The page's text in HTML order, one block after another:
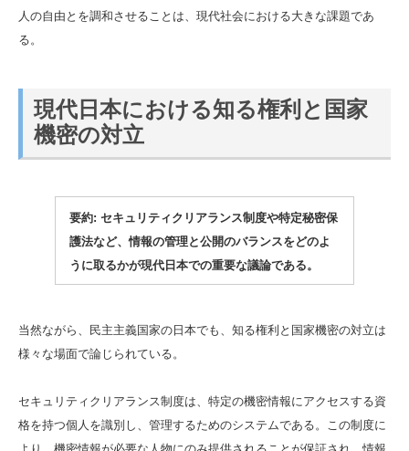
人の自由とを調和させることは、現代社会における大きな課題であ
る。
現代日本における知る権利と国家
機密の対立
要約: セキュリティクリアランス制度や特定秘密保
護法など、情報の管理と公開のバランスをどのよ
うに取るかが現代日本での重要な議論である。
当然ながら、民主主義国家の日本でも、知る権利と国家機密の対立は
様々な場面で論じられている。
セキュリティクリアランス制度は、特定の機密情報にアクセスする資
格を持つ個人を識別し、管理するためのシステムである。この制度に